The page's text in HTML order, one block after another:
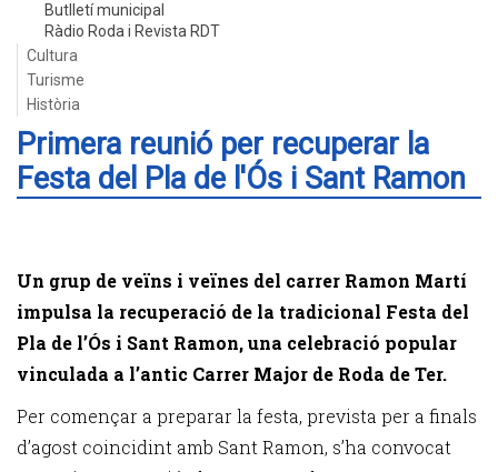
Butlletí municipal
Ràdio Roda i Revista RDT
Cultura
Turisme
Història
Primera reunió per recuperar la
Festa del Pla de l'Ós i Sant Ramon
Un grup de veïns i veïnes del carrer Ramon Martí
impulsa la recuperació de la tradicional Festa del
Pla de l’Ós i Sant Ramon, una celebració popular
vinculada a l’antic Carrer Major de Roda de Ter.
Per començar a preparar la festa, prevista per a finals
d’agost coincidint amb Sant Ramon, s’ha convocat